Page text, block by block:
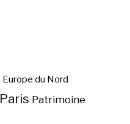
Europe du Nord
Paris Patrimoine